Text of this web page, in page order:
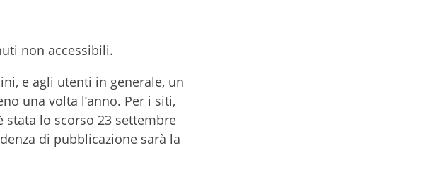
non accessibili.
e agli utenti in generale, un
una volta l’anno. Per i siti,
lo scorso 23 settembre
di pubblicazione sarà la